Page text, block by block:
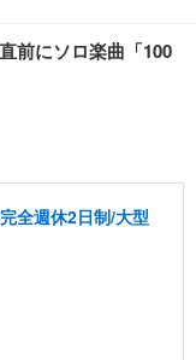
前にソロ楽曲「100
全週休2日制/大型